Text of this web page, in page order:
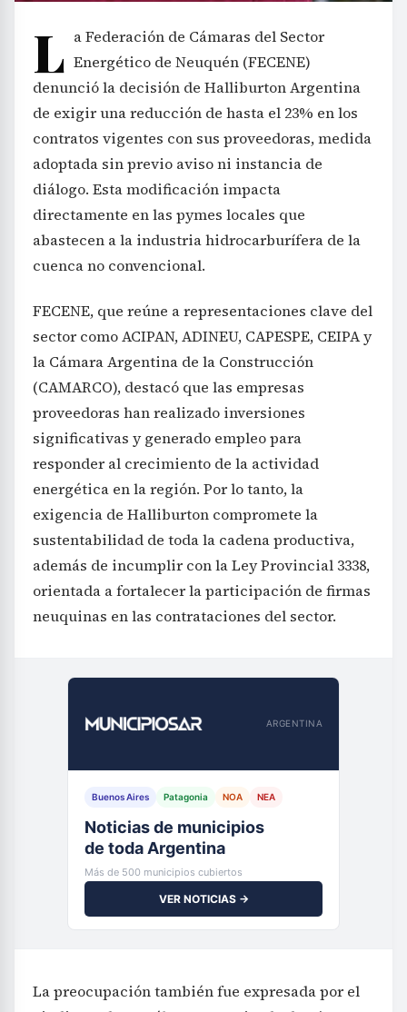
L a Federación de Cámaras del Sector
Energético de Neuquén (FECENE)
denunció la decisión de Halliburton Argentina
de exigir una reducción de hasta el 23% en los
contratos vigentes con sus proveedoras, medida
adoptada sin previo aviso ni instancia de
diálogo. Esta modificación impacta
directamente en las pymes locales que
abastecen a la industria hidrocarburífera de la
cuenca no convencional.
FECENE, que reúne a representaciones clave del
sector como ACIPAN, ADINEU, CAPESPE, CEIPA y
la Cámara Argentina de la Construcción
(CAMARCO), destacó que las empresas
proveedoras han realizado inversiones
significativas y generado empleo para
responder al crecimiento de la actividad
energética en la región. Por lo tanto, la
exigencia de Halliburton compromete la
sustentabilidad de toda la cadena productiva,
además de incumplir con la Ley Provincial 3338,
orientada a fortalecer la participación de firmas
neuquinas en las contrataciones del sector.
ARGENTINA
Buenos Aires Patagonia NOA NEA
Noticias de municipios
de toda Argentina
Más de 500 municipios cubiertos
VER NOTICIAS →
La preocupación también fue expresada por el